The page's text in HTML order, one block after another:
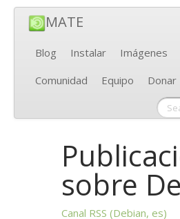
MATE
Blog Instalar Imágenes
Comunidad
Equipo Donar
sobre
Canal RSS (Debian, es)